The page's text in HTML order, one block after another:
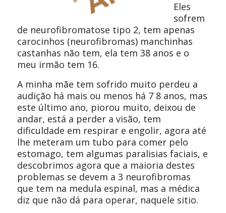
Eles
sofrem
de neurofibromatose tipo 2, tem apenas
carocinhos (neurofibromas) manchinhas
castanhas não tem, ela tem 38 anos e o
meu irmão tem 16.
A minha mãe tem sofrido muito perdeu a
audição há mais ou menos há 7 8 anos, mas
este último ano, piorou muito, deixou de
andar, está a perder a visão, tem
dificuldade em respirar e engolir, agora até
lhe meteram um tubo para comer pelo
estomago, tem algumas paralisias faciais, e
descobrimos agora que a maioria destes
problemas se devem a 3 neurofibromas
que tem na medula espinal, mas a médica
diz que não dá para operar, naquele sitio.